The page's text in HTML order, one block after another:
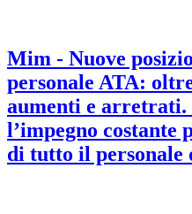
Mim - Nuove
personale ATA:
aumenti e
l’impegno costante
di tutto il personale